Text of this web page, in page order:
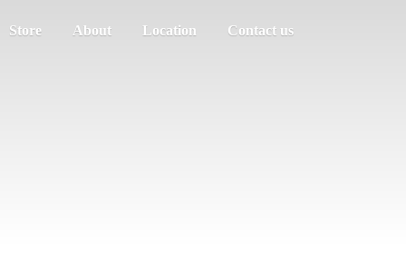
Store About Location Contact us